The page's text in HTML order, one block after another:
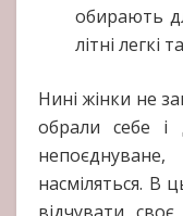
обирають
літні легкі
Нині жінки не
обрали себе і
насміляться. В